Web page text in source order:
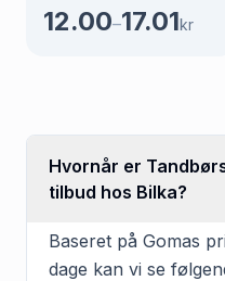
12.00–17.01kr
Hvornår er
tilbud hos Bilka?
Baseret på Gomas
dage kan vi se